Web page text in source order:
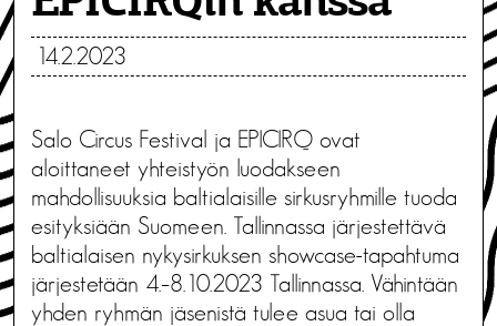
14.2.2023
Salo Circus Festival ja EPICIRQ ovat
aloittaneet yhteistyön luodakseen
mahdollisuuksia baltialaisille sirkusryhmille tuoda
esityksiään Suomeen. Tallinnassa järjestettävä
baltialaisen nykysirkuksen showcase-tapahtuma
järjestetään 4.–8.10.2023 Tallinnassa. Vähintään
yhden ryhmän jäsenistä tulee asua tai olla